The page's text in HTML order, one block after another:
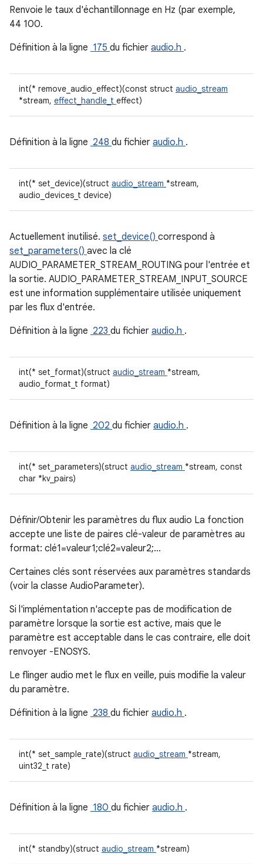
Renvoie le taux d'échantillonnage en Hz (par exemple,
44 100.
Définition à la ligne 175 du fichier audio.h .
int(* remove_audio_effect)(const struct audio_stream
*stream, effect_handle_t effect)
Définition à la ligne 248 du fichier audio.h .
int(* set_device)(struct audio_stream *stream,
audio_devices_t device)
Actuellement inutilisé. set_device() correspond à
set_parameters() avec la clé
AUDIO_PARAMETER_STREAM_ROUTING pour l'entrée et
la sortie. AUDIO_PARAMETER_STREAM_INPUT_SOURCE
est une information supplémentaire utilisée uniquement
par les flux d'entrée.
Définition à la ligne 223 du fichier audio.h .
int(* set_format)(struct audio_stream *stream,
audio_format_t format)
Définition à la ligne 202 du fichier audio.h .
int(* set_parameters)(struct audio_stream *stream, const
char *kv_pairs)
Définir/Obtenir les paramètres du flux audio La fonction
accepte une liste de paires clé-valeur de paramètres au
format: clé1=valeur1;clé2=valeur2;...
Certaines clés sont réservées aux paramètres standards
(voir la classe AudioParameter).
Si l'implémentation n'accepte pas de modification de
paramètre lorsque la sortie est active, mais que le
paramètre est acceptable dans le cas contraire, elle doit
renvoyer -ENOSYS.
Le flinger audio met le flux en veille, puis modifie la valeur
du paramètre.
Définition à la ligne 238 du fichier audio.h .
int(* set_sample_rate)(struct audio_stream *stream,
uint32_t rate)
Définition à la ligne 180 du fichier audio.h .
int(* standby)(struct audio_stream *stream)